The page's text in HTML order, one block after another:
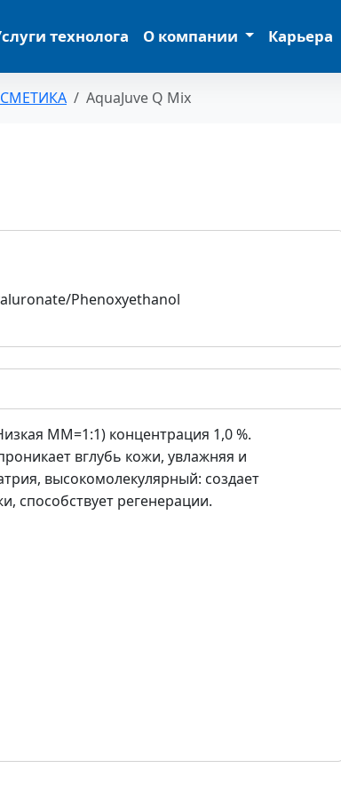
технолога О компании Карьера
AquaJuve Q Mix
Phenoxyethanol
ММ=1:1) концентрация 1,0 %.
вглубь кожи, увлажняя и
высокомолекулярный: создает
способствует регенерации.